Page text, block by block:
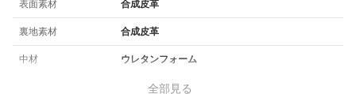
表面素材 合成皮革
裏地素材 合成皮革
中材 ウレタンフォーム
全部見る